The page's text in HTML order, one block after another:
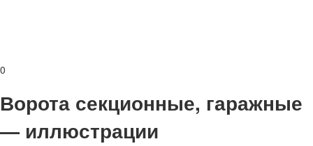
0
Ворота секционные, гаражные
— иллюстрации